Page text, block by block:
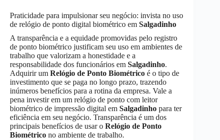
Praticidade para impulsionar seu negócio: invista no uso
de relógio de ponto digital biométrico em Salgadinho
A transparência e a equidade promovidas pelo registro
de ponto biométrico justificam seu uso em ambientes de
trabalho que valorizam a honestidade e a
responsabilidade dos funcionários em Salgadinho.
Adquirir um Relógio de Ponto Biométrico é o tipo de
investimento que se paga no longo prazo, trazendo
inúmeros benefícios para a rotina da empresa. Vale a
pena investir em um relógio de ponto com leitor
biométrico de impressão digital em Salgadinho para ter
eficiência em seu negócio. Transparência é um dos
principais benefícios de usar o Relógio de Ponto
Biométrico no ambiente de trabalho.